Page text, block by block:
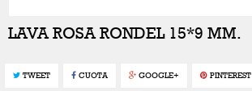
LAVA ROSA RONDEL 15*9 MM.
TWEET CUOTA GOOGLE+ PINTEREST